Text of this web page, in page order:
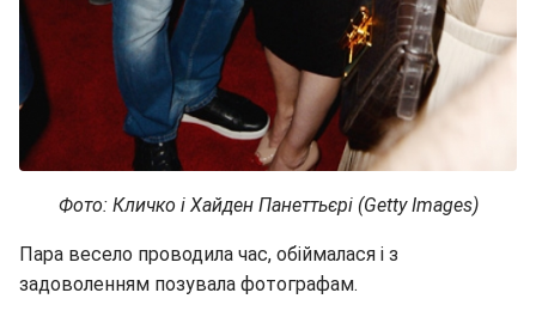
Фото: Кличко і Хайден Панеттьєрі (Getty Images)
Пара весело проводила час, обіймалася і з
задоволенням позувала фотографам.